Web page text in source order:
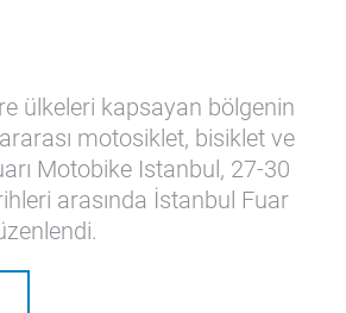
ülkeleri kapsayan bölgenin
motosiklet, bisiklet ve
Motobike Istanbul, 27-30
arasında İstanbul Fuar